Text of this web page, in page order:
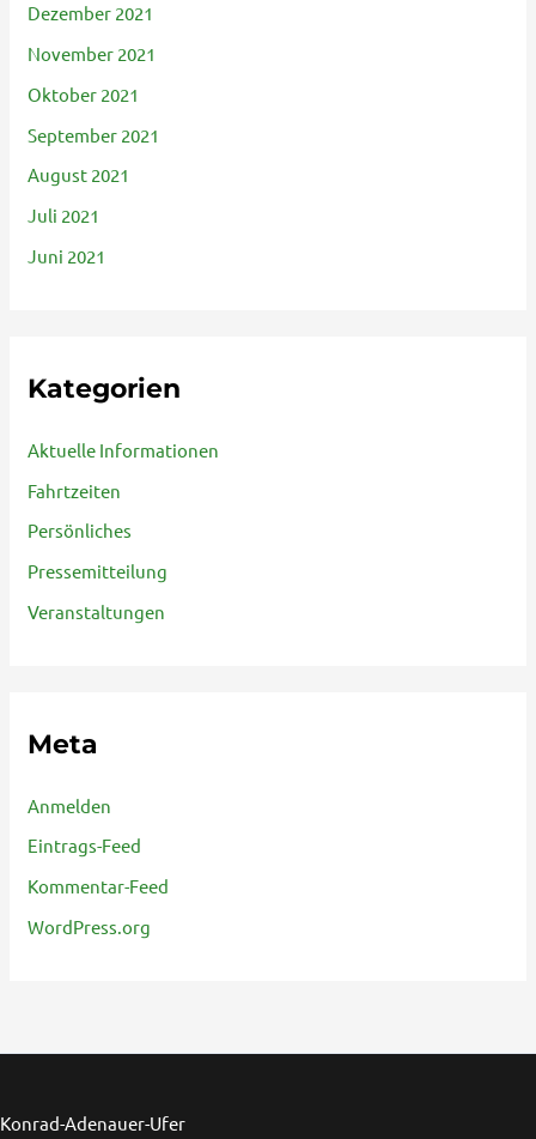
Dezember 2021
November 2021
Oktober 2021
September 2021
August 2021
Juli 2021
Juni 2021
Kategorien
Aktuelle Informationen
Fahrtzeiten
Persönliches
Pressemitteilung
Veranstaltungen
Meta
Anmelden
Eintrags-Feed
Kommentar-Feed
WordPress.org
Konrad-Adenauer-Ufer